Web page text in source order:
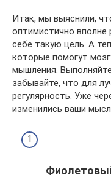
Итак, мы выяснили,
оптимистично
себе такую цель. А
которые помогут
мышления.
забывайте, что для
регулярность. Уже
изменились ваши